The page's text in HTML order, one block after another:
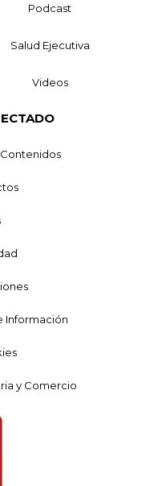
Podcast
Salud Ejecutiva
Videos
Información
y Comercio